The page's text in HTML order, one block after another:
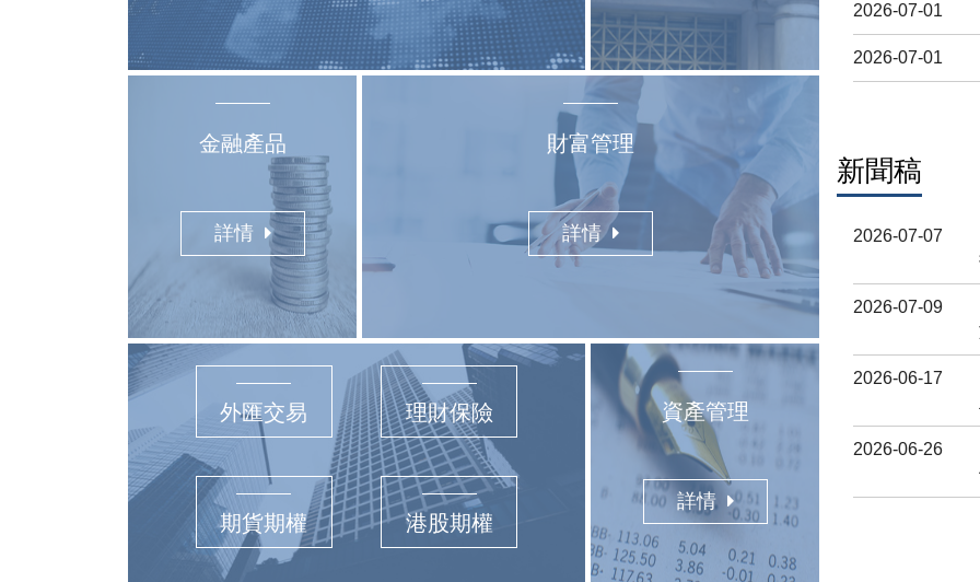
2026-07-01
2026-07-01
新聞稿
2026-07-07
2026-07-09
2026-06-17
2026-06-26
金融產品
詳情
財富管理
詳情
外匯交易 理財保險
期貨期權 港股期權
資產管理
詳情